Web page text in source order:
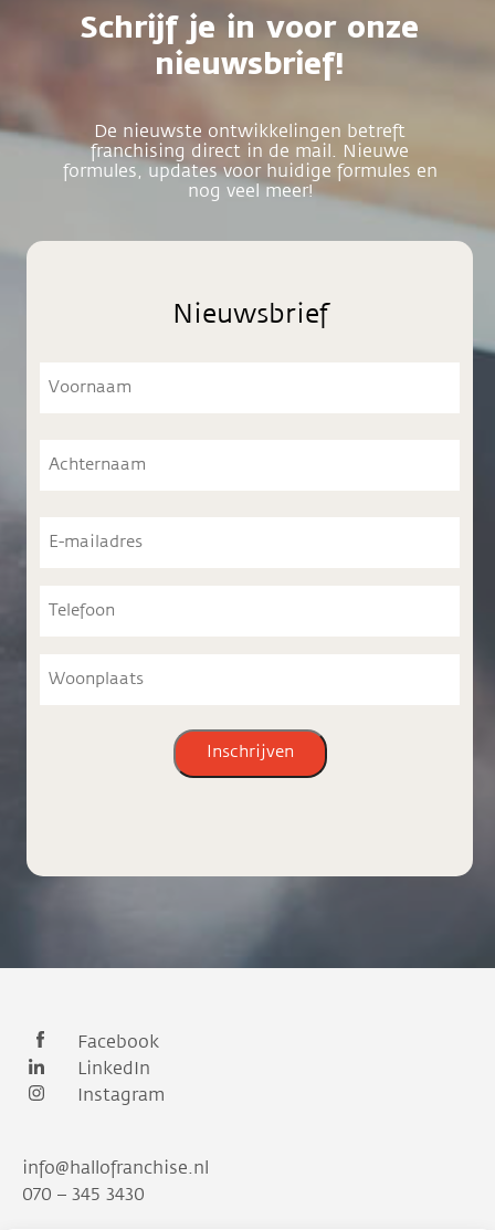
Schrijf je in voor onze
nieuwsbrief!
De nieuwste ontwikkelingen betreft
franchising direct in de mail. Nieuwe
formules, updates voor huidige formules en
nog veel meer!
Nieuwsbrief
mailadres
Inschrijven
Facebook
LinkedIn
Instagram
info@hallofranchise.nl
070 – 345 3430